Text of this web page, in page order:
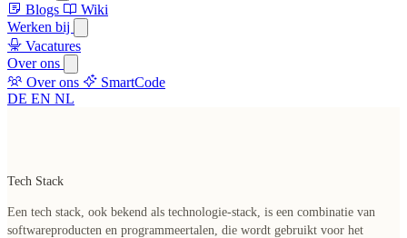
Blogs
Wiki
Werken bij
Vacatures
Over ons
Over ons
SmartCode
DE EN NL
Tech Stack
Een tech stack, ook bekend als technologie-stack, is een combinatie van
softwareproducten en programmeertalen , die wordt gebruikt voor het